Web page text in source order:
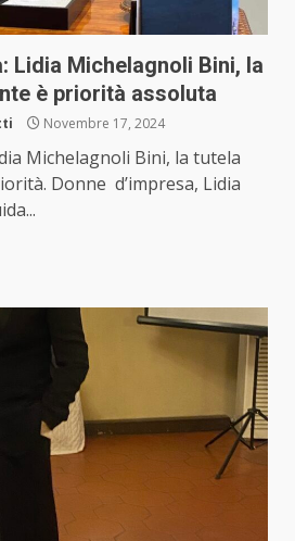
Lidia Michelagnoli Bini, la
è priorità assoluta
Novembre 17, 2024
Michelagnoli Bini, la tutela
Donne d’impresa, Lidia